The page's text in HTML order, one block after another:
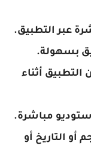
عبر التطبيق.
بسهولة.
أثناء
مباشرة.
أو التاريخ أو